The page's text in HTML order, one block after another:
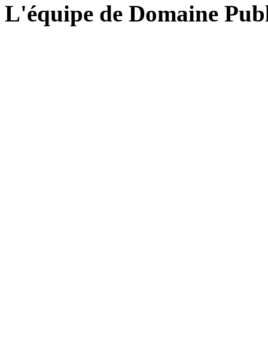
L'équipe de Domaine